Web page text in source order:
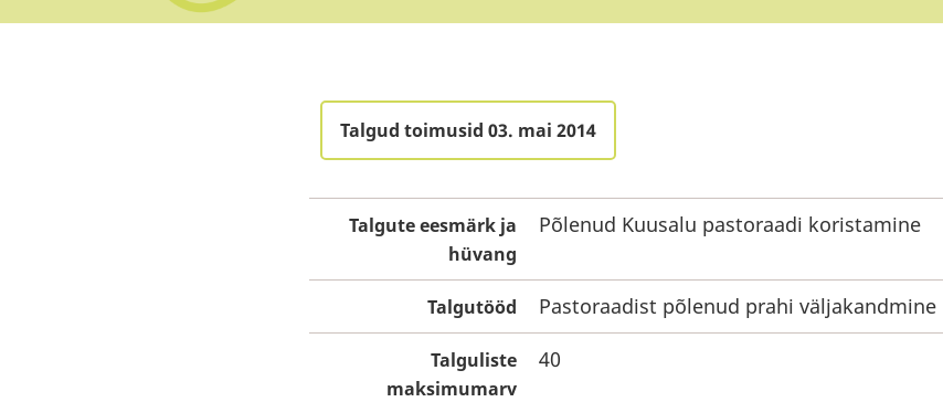
Talgud toimusid 03. mai 2014
Talgute eesmärk ja
hüvang
Põlenud Kuusalu pastoraadi koristamine
Talgutööd Pastoraadist põlenud prahi väljakandmine
Talguliste
maksimumarv
40